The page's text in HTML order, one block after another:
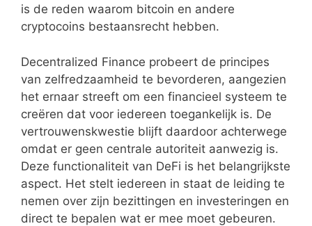
is de reden waarom bitcoin en andere
cryptocoins bestaansrecht hebben.
Decentralized Finance probeert de principes
van zelfredzaamheid te bevorderen, aangezien
het ernaar streeft om een financieel systeem te
creëren dat voor iedereen toegankelijk is. De
vertrouwenskwestie blijft daardoor achterwege
omdat er geen centrale autoriteit aanwezig is.
Deze functionaliteit van DeFi is het belangrijkste
aspect. Het stelt iedereen in staat de leiding te
nemen over zijn bezittingen en investeringen en
direct te bepalen wat er mee moet gebeuren.